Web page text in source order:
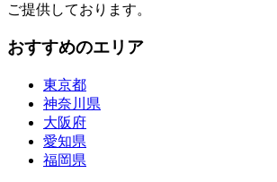
ご提供しております。
おすすめのエリア
東京都
神奈川県
大阪府
愛知県
福岡県